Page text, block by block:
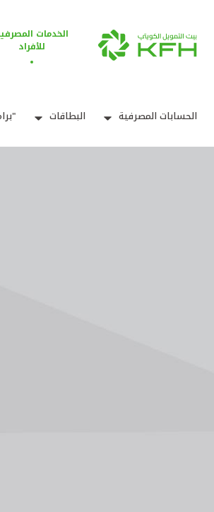
الخدمات
للأفراد
الحسابات المصرفية البطاقات